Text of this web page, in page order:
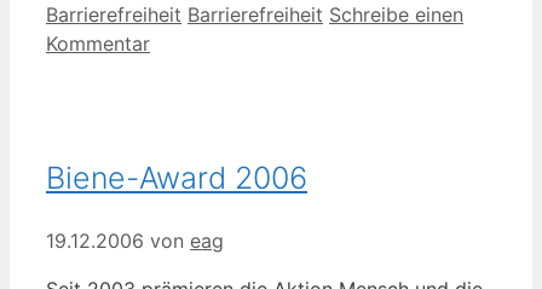
Kategorien
Barrierefreiheit Schlagwörter
Barrierefreiheit Schreibe einen
Kommentar
Biene-Award 2006
19.12.2006 von eag